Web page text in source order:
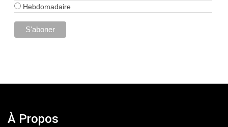
Hebdomadaire
À Propos